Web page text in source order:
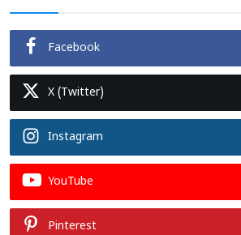
Facebook
X (Twitter)
Instagram
YouTube
Pinterest